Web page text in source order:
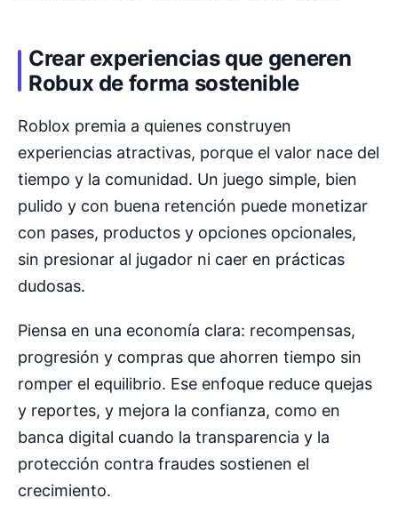
Crear experiencias que generen
Robux de forma sostenible
Roblox premia a quienes construyen
experiencias atractivas, porque el valor nace del
tiempo y la comunidad. Un juego simple, bien
pulido y con buena retención puede monetizar
con pases, productos y opciones opcionales,
sin presionar al jugador ni caer en prácticas
dudosas.
Piensa en una economía clara: recompensas,
progresión y compras que ahorren tiempo sin
romper el equilibrio. Ese enfoque reduce quejas
y reportes, y mejora la confianza, como en
banca digital cuando la transparencia y la
protección contra fraudes sostienen el
crecimiento.